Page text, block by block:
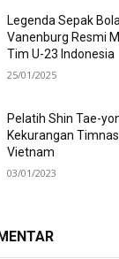
Legenda Sepak
Vanenburg Resmi
Tim U-23 Indonesia
25/01/2025
Pelatih Shin Tae-
Kekurangan
Vietnam
03/01/2023